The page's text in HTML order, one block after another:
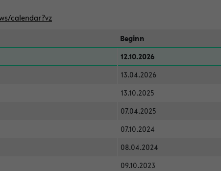
calendar?vz
Beginn
12.10.2026
13.04.2026
13.10.2025
07.04.2025
07.10.2024
08.04.2024
09.10.2023